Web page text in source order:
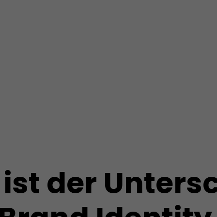
der